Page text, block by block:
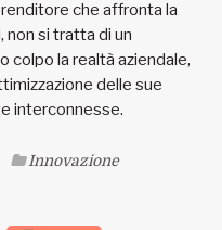
che affronta la
si tratta di un
colpo la realtà aziendale,
delle sue
interconnesse.
Innovazione